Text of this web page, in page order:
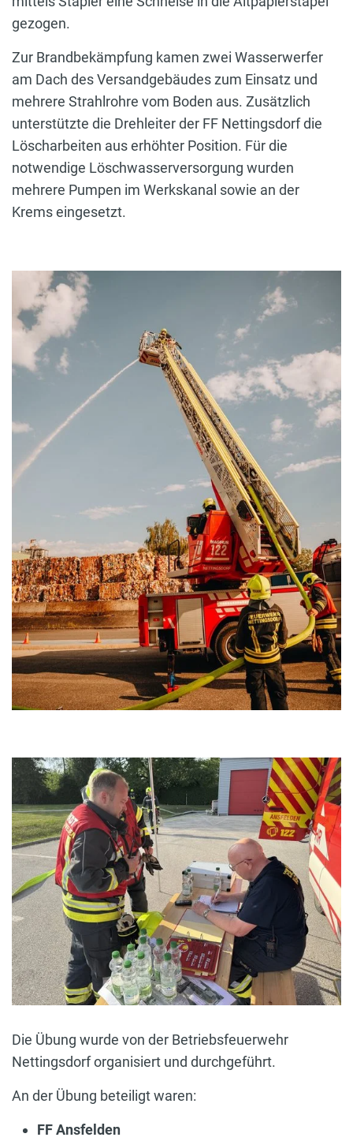
gezogen.
Zur Brandbekämpfung kamen zwei Wasserwerfer
am Dach des Versandgebäudes zum Einsatz und
mehrere Strahlrohre vom Boden aus. Zusätzlich
unterstützte die Drehleiter der FF Nettingsdorf die
Löscharbeiten aus erhöhter Position. Für die
notwendige Löschwasserversorgung wurden
mehrere Pumpen im Werkskanal sowie an der
Krems eingesetzt.
Die Übung wurde von der Betriebsfeuerwehr
Nettingsdorf organisiert und durchgeführt.
An der Übung beteiligt waren:
FF Ansfelden